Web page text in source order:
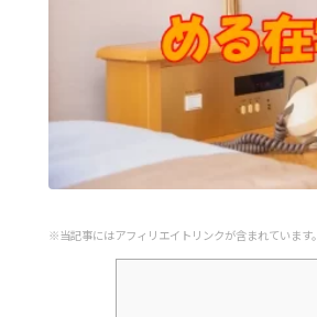
※当記事にはアフィリエイトリンクが含まれています。